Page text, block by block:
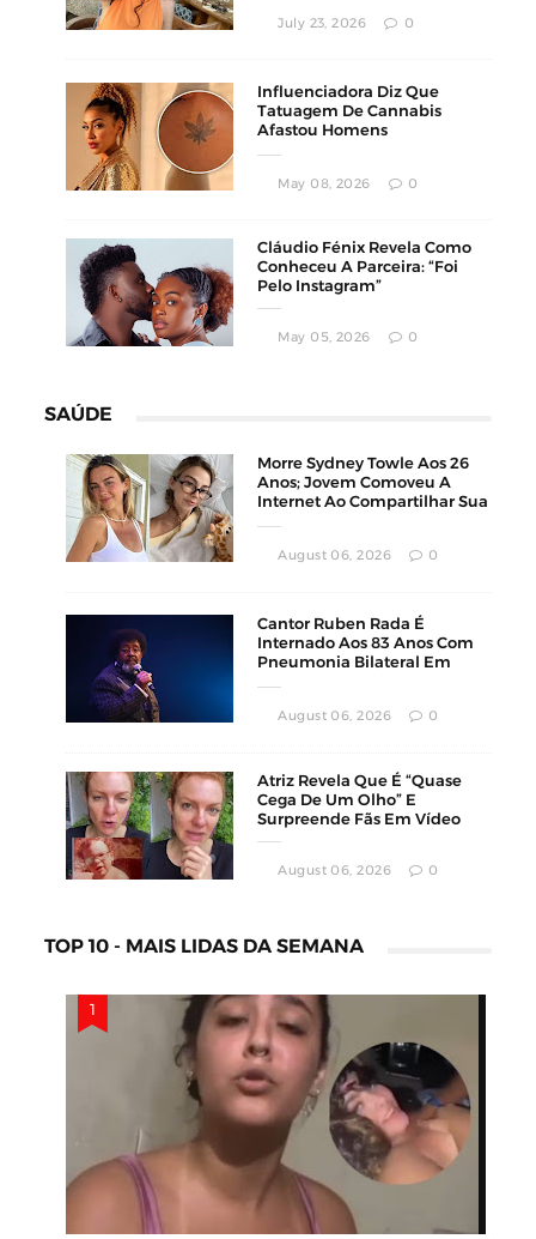
July 23, 2026 0
Influenciadora Diz Que
Tatuagem De Cannabis
Afastou Homens
May 08, 2026 0
Cláudio Fénix Revela Como
Conheceu A Parceira: “Foi
Pelo Instagram”
May 05, 2026 0
SAÚDE
Morre Sydney Towle Aos 26
Anos; Jovem Comoveu A
Internet Ao Compartilhar Sua
August 06, 2026 0
Cantor Ruben Rada É
Internado Aos 83 Anos Com
Pneumonia Bilateral Em
August 06, 2026 0
Atriz Revela Que É “Quase
Cega De Um Olho” E
Surpreende Fãs Em Vídeo
August 06, 2026 0
TOP 10 - MAIS LIDAS DA SEMANA